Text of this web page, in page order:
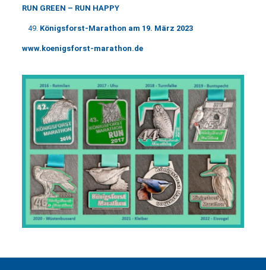
RUN GREEN – RUN HAPPY
Königsforst-Marathon am 19. März 2023
www.koenigsforst-marathon.de